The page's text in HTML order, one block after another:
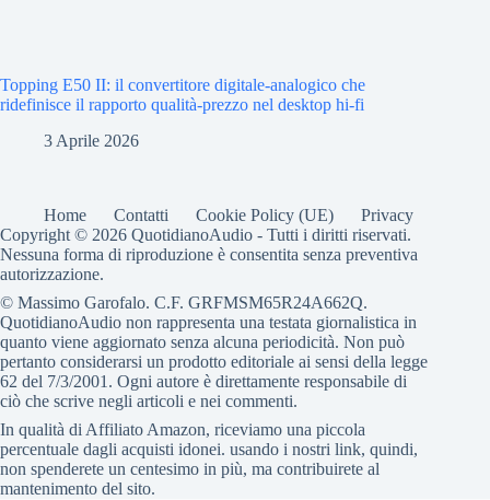
Topping E50 II: il convertitore digitale-analogico che
ridefinisce il rapporto qualità-prezzo nel desktop hi-fi
3 Aprile 2026
Home Contatti Cookie Policy (UE)
Privacy
Copyright © 2026 QuotidianoAudio - Tutti i diritti riservati.
Nessuna forma di riproduzione è consentita senza preventiva
autorizzazione.
© Massimo Garofalo. C.F. GRFMSM65R24A662Q.
QuotidianoAudio non rappresenta una testata giornalistica in
quanto viene aggiornato senza alcuna periodicità. Non può
pertanto considerarsi un prodotto editoriale ai sensi della legge
62 del 7/3/2001. Ogni autore è direttamente responsabile di
ciò che scrive negli articoli e nei commenti.
In qualità di Affiliato Amazon, riceviamo una piccola
percentuale dagli acquisti idonei. usando i nostri link, quindi,
non spenderete un centesimo in più, ma contribuirete al
mantenimento del sito.